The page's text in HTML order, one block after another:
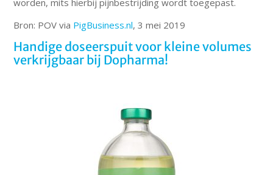
worden, mits hierbij pijnbestrijding wordt toegepast.
Bron: POV via PigBusiness.nl, 3 mei 2019
Handige doseerspuit voor kleine volumes
verkrijgbaar bij Dopharma!